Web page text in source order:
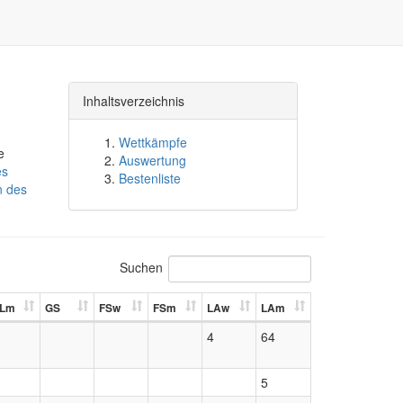
des
Inhaltsverzeichnis
Wettkämpfe
Auswertung
Bestenliste
Suchen
GS FSw FSm LAw LAm
4 64
5